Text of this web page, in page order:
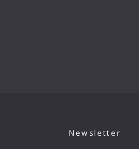
Newsletter